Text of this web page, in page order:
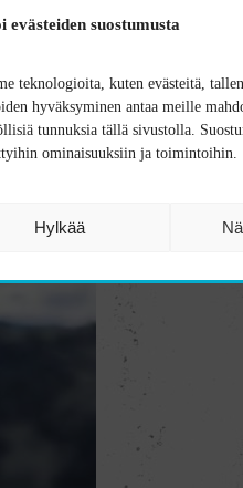
evästeiden suostumusta
teknologioita, kuten evästeitä,
hyväksyminen antaa meille
tunnuksia tällä sivustolla.
ominaisuuksiin ja toimintoihin.
Hylkää